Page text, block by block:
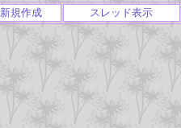
新規作成 スレッド表示